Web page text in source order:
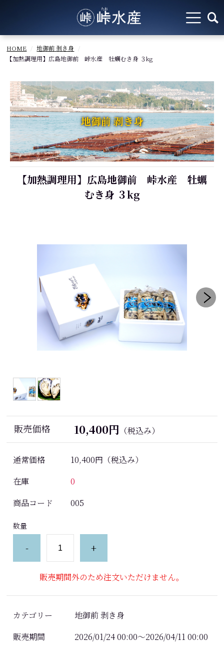
HOME
地御前 剥き身
【加熱調理用】広島地御前 峠水産 牡蠣むき身 ３kg
地御前 剥き身
【加熱調理用】広島地御前 峠水産 牡蠣
むき身 ３kg
販売価格 10,400円 （税込み）
通常価格 10,400円 （税込み）
在庫
0
商品コード
005
数量
- +
販売期間外のため注文いただけません。
カテゴリー
地御前 剥き身
販売期間
2026/01/24 00:00～2026/04/11 00:00